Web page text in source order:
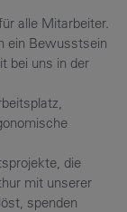
alle Mitarbeiter.
ein Bewusstsein
bei uns in der
die
mit unserer
spenden